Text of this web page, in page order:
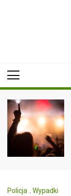
Policja , Wypadki